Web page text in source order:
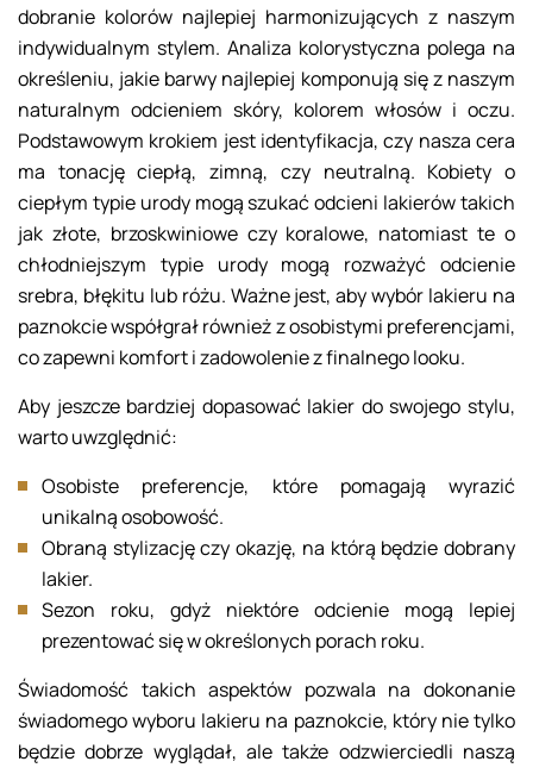
dobranie kolorów najlepiej harmonizujących z naszym
indywidualnym stylem. Analiza kolorystyczna polega na
określeniu, jakie barwy najlepiej komponują się z naszym
naturalnym odcieniem skóry, kolorem włosów i oczu.
Podstawowym krokiem jest identyfikacja, czy nasza cera
ma tonację ciepłą, zimną, czy neutralną. Kobiety o
ciepłym typie urody mogą szukać odcieni lakierów takich
jak złote, brzoskwiniowe czy koralowe, natomiast te o
chłodniejszym typie urody mogą rozważyć odcienie
srebra, błękitu lub różu. Ważne jest, aby wybór lakieru na
paznokcie współgrał również z osobistymi preferencjami,
co zapewni komfort i zadowolenie z finalnego looku.
Aby jeszcze bardziej dopasować lakier do swojego stylu,
warto uwzględnić:
Osobiste preferencje, które pomagają wyrazić
unikalną osobowość.
Obraną stylizację czy okazję, na którą będzie dobrany
lakier.
Sezon roku, gdyż niektóre odcienie mogą lepiej
prezentować się w określonych porach roku.
Świadomość takich aspektów pozwala na dokonanie
świadomego wyboru lakieru na paznokcie, który nie tylko
będzie dobrze wyglądał, ale także odzwierciedli naszą